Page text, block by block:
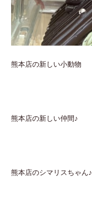
熊本店の新しい小動物
熊本店の新しい仲間♪
熊本店のシマリスちゃん♪